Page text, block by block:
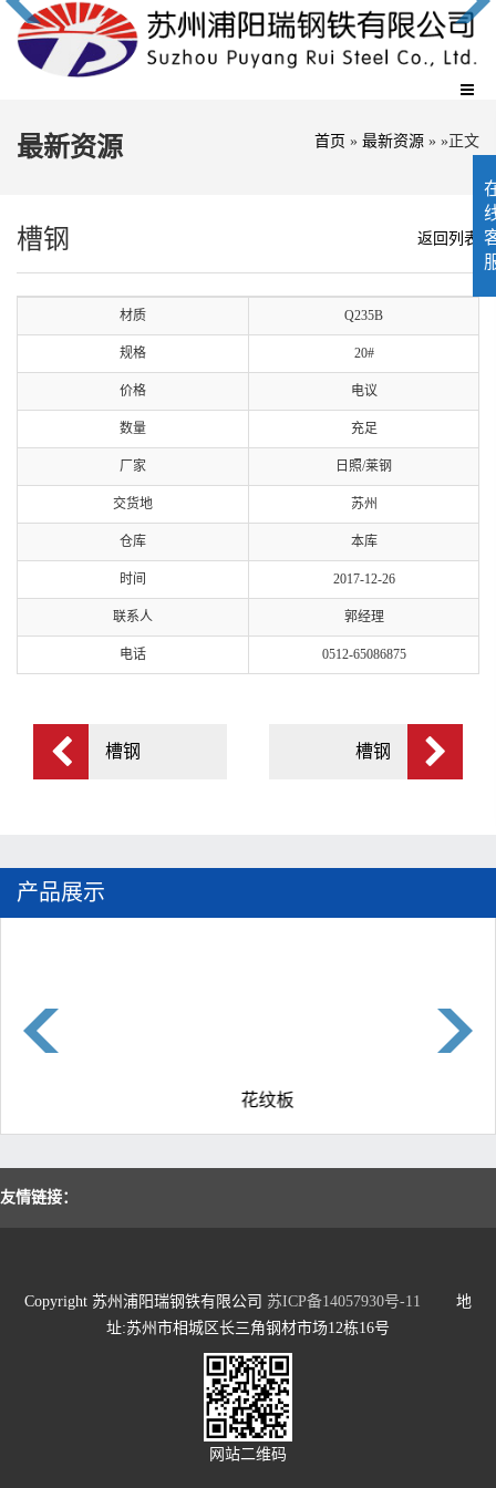
最新资源 首页 » 最新资源 » »正文
槽钢 返回列表
材质 Q235B
规格 20#
价格 电议
数量 充足
厂家 日照/莱钢
交货地 苏州
仓库 本库
时间 2017-12-26
联系人 郭经理
电话 0512-65086875
槽钢
槽钢
产品展示
花纹板
友情链接：
Copyright 苏州浦阳瑞钢铁有限公司 苏ICP备14057930号-11
地
址:苏州市相城区长三角钢材市场12栋16号
网站二维码